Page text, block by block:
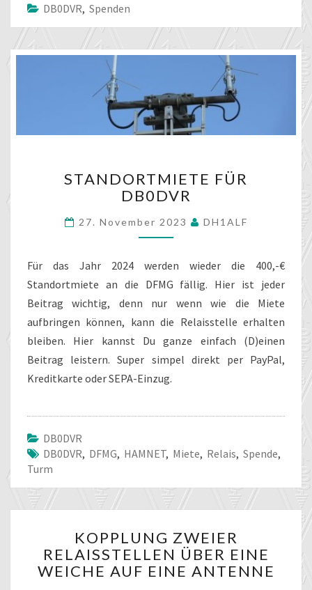
DB0DVR, Spenden
FÜR
DB0DVR
STANDORTMIETE FÜR
DB0DVR
27. November 2023 DH1ALF
Für das Jahr 2024 werden wieder die 400,-€
Standortmiete an die DFMG fällig. Hier ist jeder
Beitrag wichtig, denn nur wenn wie die Miete
aufbringen können, kann die Relaisstelle erhalten
bleiben. Hier kannst Du ganze einfach (D)einen
Beitrag leistern. Super simpel direkt per PayPal,
Kreditkarte oder SEPA-Einzug.
DB0DVR
DB0DVR, DFMG, HAMNET, Miete, Relais, Spende,
Turm
ZWEIER
RELAISSTELLEN
ÜBER
KOPPLUNG ZWEIER
RELAISSTELLEN ÜBER EINE
WEICHE AUF EINE ANTENNE